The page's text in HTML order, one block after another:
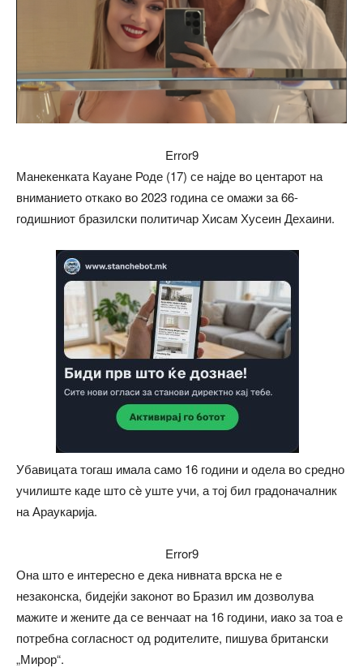
Error9
Манекенката Кауане Роде (17) се најде во центарот на
вниманието откако во 2023 година се омажи за 66-
годишниот бразилски политичар Хисам Хусеин Дехаини.
Убавицата тогаш имала само 16 години и одела во средно
училиште каде што сè уште учи, а тој бил градоначалник
на Араукарија.
Error9
Она што е интересно е дека нивната врска не е
незаконска, бидејќи законот во Бразил им дозволува
мажите и жените да се венчаат на 16 години, иако за тоа е
потребна согласност од родителите, пишува британски
„Мирор“.